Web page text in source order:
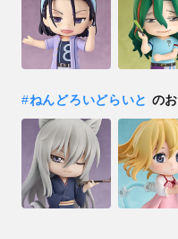
#ねんどろいどらいと の